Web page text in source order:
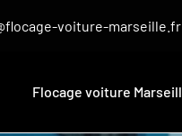
voiture-marseille.fr
Flocage voiture